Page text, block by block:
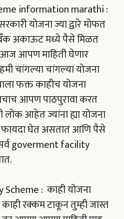
information marathi :
योजना ज्या द्वारे मोफत
अकाऊट मध्ये पैसे मिळत
आज आपण माहिती घेणार
चांगल्या चांगल्या योजना
फक्त काहीच योजना
आपण पाठपुरावा करत
आहेत ज्यांना ह्या योजना
फायदा घेत असतात आणि पैसे
goverment facility
: काही योजना
रक्कम टाकून तुम्ही जास्त